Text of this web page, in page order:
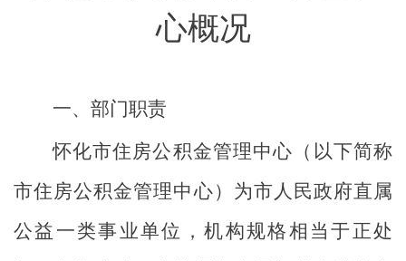
心概况
一、 部门职责
怀化市住房公积金管理中心（以下简称
市住房公积金管理中心）为市人民政府直属
公益一类事业单位，机构规格相当于正处